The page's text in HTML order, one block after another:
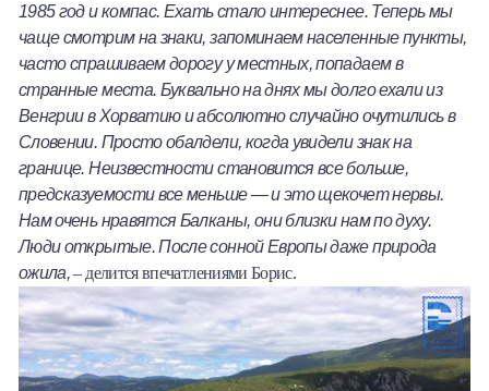
1985 год и компас. Ехать стало интереснее. Теперь мы
чаще смотрим на знаки, запоминаем населенные пункты,
часто спрашиваем дорогу у местных, попадаем в
странные места. Буквально на днях мы долго ехали из
Венгрии в Хорватию и абсолютно случайно очутились в
Словении. Просто обалдели, когда увидели знак на
границе. Неизвестности становится все больше,
предсказуемости все меньше — и это щекочет нервы.
Нам очень нравятся Балканы, они близки нам по духу.
Люди открытые. После сонной Европы даже природа
ожила,– делится впечатлениями Борис.